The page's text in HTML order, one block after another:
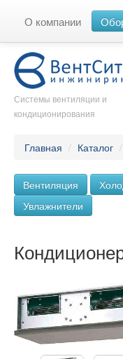
О компании
Системы вентиляции и
кондиционирования
Главная / Каталог /
Вентиляция
Увлажнители